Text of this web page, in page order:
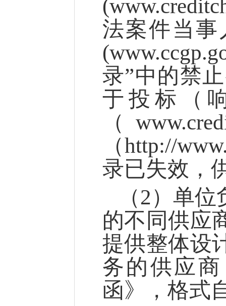
法案件当
录”中的禁
于投标（
（
（http://
录已失效，
（2）单位
的不同供应
提供整体设
务的供应
函》，格式